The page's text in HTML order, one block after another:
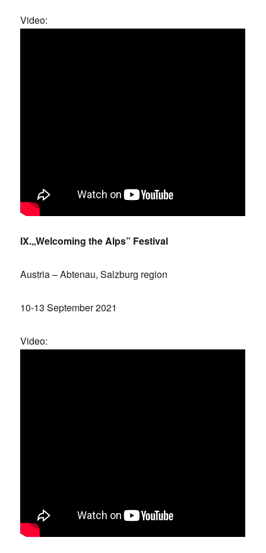
Video:
IX.„Welcoming the Alps” Festival
Austria – Abtenau, Salzburg region
10-13 September 2021
Video: